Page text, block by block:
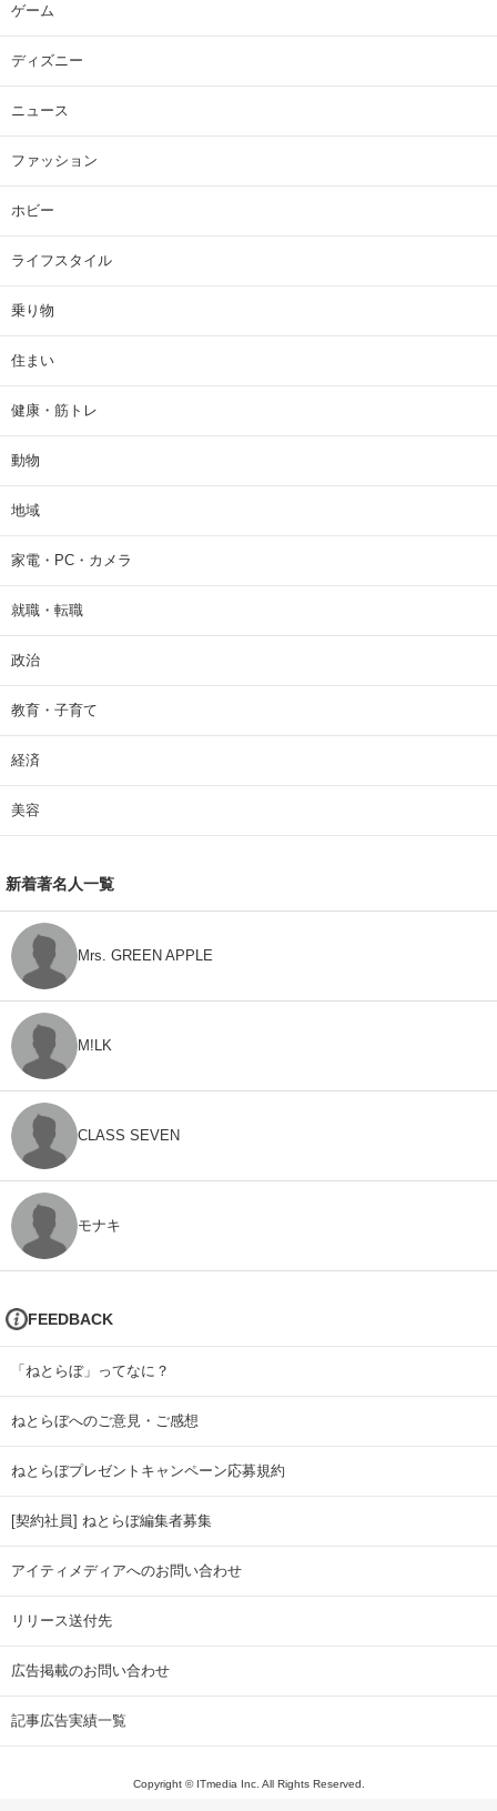
ゲーム
ディズニー
ニュース
ファッション
ホビー
ライフスタイル
乗り物
住まい
健康・筋トレ
動物
地域
家電・PC・カメラ
就職・転職
政治
教育・子育て
経済
美容
新着著名人一覧
Mrs. GREEN APPLE
M!LK
CLASS SEVEN
モナキ
FEEDBACK
「ねとらぼ」ってなに？
ねとらぼへのご意見・ご感想
ねとらぼプレゼントキャンペーン応募規約
[契約社員] ねとらぼ編集者募集
アイティメディアへのお問い合わせ
リリース送付先
広告掲載のお問い合わせ
記事広告実績一覧
Copyright © ITmedia Inc. All Rights Reserved.